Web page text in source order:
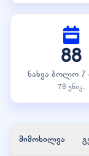
88
ნახვა ბოლო 7
78 უნიკ.
მიმოხილვა